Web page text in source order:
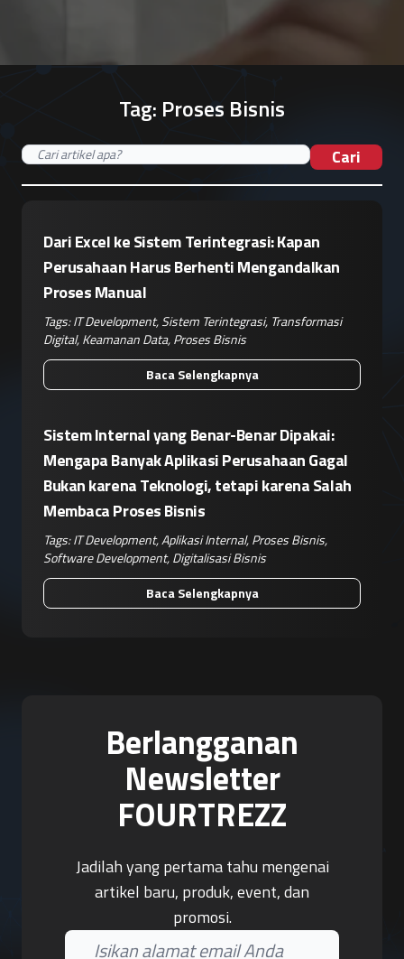
Tag: Proses Bisnis
Cari
Dari Excel ke Sistem Terintegrasi: Kapan
Perusahaan Harus Berhenti Mengandalkan
Proses Manual
Tags:IT Development,Sistem Terintegrasi, Transformasi
Digital,Keamanan Data,Proses Bisnis
Baca Selengkapnya
Sistem Internal yang Benar-Benar Dipakai:
Mengapa Banyak Aplikasi Perusahaan Gagal
Bukan karena Teknologi, tetapi karena Salah
Membaca Proses Bisnis
Tags:IT Development,Aplikasi Internal,Proses Bisnis,
Software Development,Digitalisasi Bisnis
Baca Selengkapnya
Berlangganan
Newsletter
FOURTREZZ
Jadilah yang pertama tahu mengenai
artikel baru, produk, event, dan
promosi.